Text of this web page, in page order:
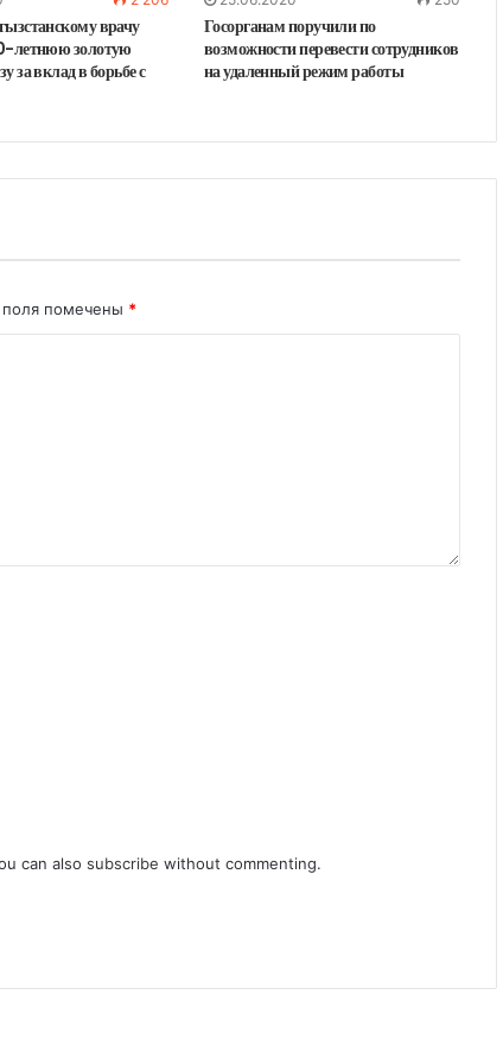
врачу
летнюю золотую
за вклад в борьбе с
Госорганам поручили по
возможности перевести сотрудников
на удаленный режим работы
помечены *
can also subscribe without commenting.